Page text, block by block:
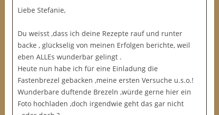
Liebe Stefanie,
Du weisst ,dass ich deine Rezepte rauf und runter
backe , glückselig von meinen Erfolgen berichte, weil
eben ALLEs wunderbar gelingt .
Heute nun habe ich für eine Einladung die
Fastenbrezel gebacken ,meine ersten Versuche u.s.o.!
Wunderbare duftende Brezeln ,würde gerne hier ein
Foto hochladen ,doch irgendwie geht das gar nicht